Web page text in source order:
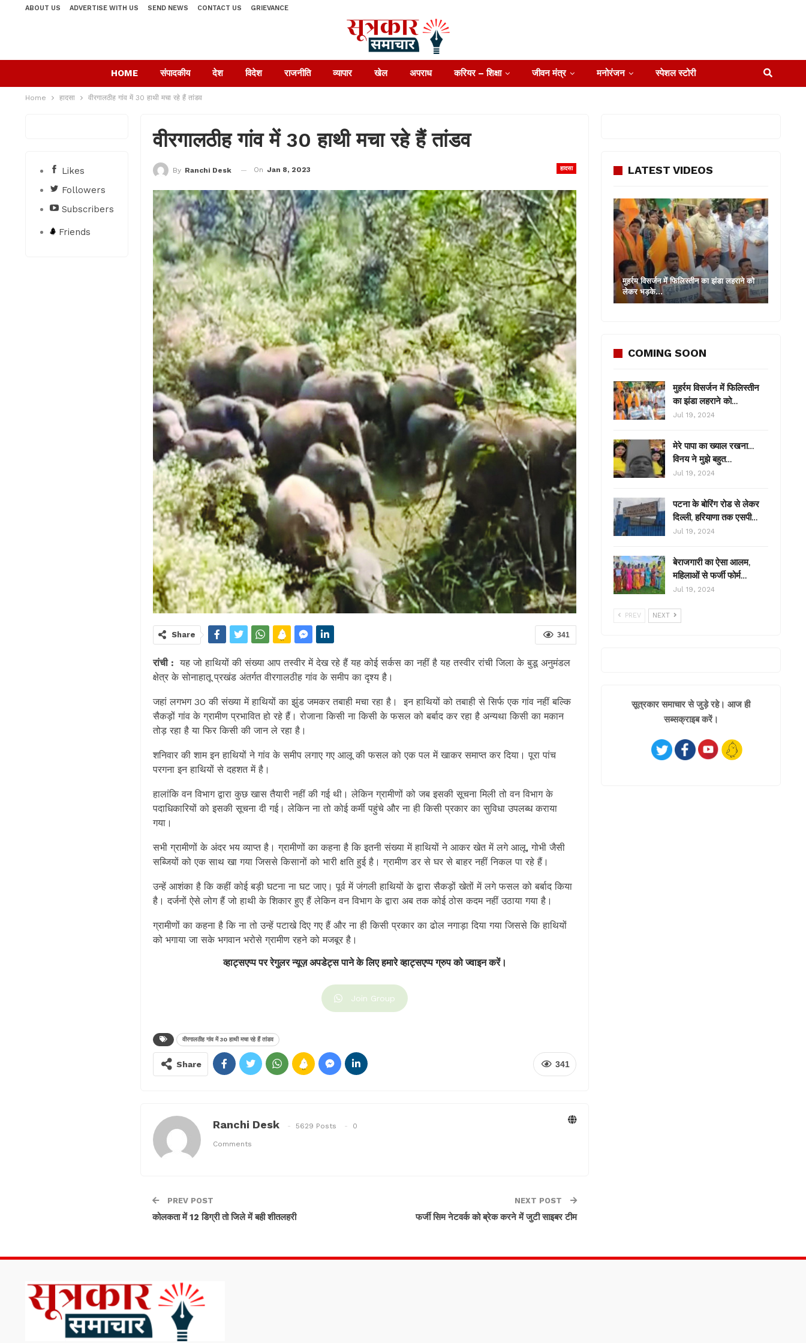
ABOUT US ADVERTISE WITH US SEND NEWS CONTACT US GRIEVANCE
HOME संपादकीय देश विदेश राजनीति व्यापार खेल अपराध करियर – शिक्षा जीवन मंत्र मनोरंजन स्पेशल स्टोरी
Home हादसा वीरगालठीह गांव में 30 हाथी मचा रहे हैं तांडव
वीरगालठीह गांव में 30 हाथी मचा रहे हैं तांडव
हादसा
By Ranchi Desk On Jan 8, 2023
341
Share
रांची : यह जो हाथियों की संख्या आप तस्वीर में देख रहे हैं यह कोई सर्कस का नहीं है यह तस्वीर रांची जिला के बुडू अनुमंडल
क्षेत्र के सोनाहातू प्रखंड अंतर्गत वीरगालठीह गांव के समीप का दृश्य है।
जहां लगभग 30 की संख्या में हाथियों का झुंड जमकर तबाही मचा रहा है। इन हाथियों को तबाही से सिर्फ एक गांव नहीं बल्कि
सैकड़ों गांव के ग्रामीण प्रभावित हो रहे हैं। रोजाना किसी ना किसी के फसल को बर्बाद कर रहा है अन्यथा किसी का मकान
तोड़ रहा है या फिर किसी की जान ले रहा है।
शनिवार की शाम इन हाथियों ने गांव के समीप लगाए गए आलू की फसल को एक पल में खाकर समाप्त कर दिया। पूरा पांच
परगना इन हाथियों से दहशत में है।
हालांकि वन विभाग द्वारा कुछ खास तैयारी नहीं की गई थी। लेकिन ग्रामीणों को जब इसकी सूचना मिली तो वन विभाग के
पदाधिकारियों को इसकी सूचना दी गई। लेकिन ना तो कोई कर्मी पहुंचे और ना ही किसी प्रकार का सुविधा उपलब्ध कराया
गया।
सभी ग्रामीणों के अंदर भय व्याप्त है। ग्रामीणों का कहना है कि इतनी संख्या में हाथियों ने आकर खेत में लगे आलू, गोभी जैसी
सब्जियों को एक साथ खा गया जिससे किसानों को भारी क्षति हुई है। ग्रामीण डर से घर से बाहर नहीं निकल पा रहे हैं।
उन्हें आशंका है कि कहीं कोई बड़ी घटना ना घट जाए। पूर्व में जंगली हाथियों के द्वारा सैकड़ों खेतों में लगे फसल को बर्बाद किया
है। दर्जनों ऐसे लोग हैं जो हाथी के शिकार हुए हैं लेकिन वन विभाग के द्वारा अब तक कोई ठोस कदम नहीं उठाया गया है।
ग्रामीणों का कहना है कि ना तो उन्हें पटाखे दिए गए हैं और ना ही किसी प्रकार का ढोल नगाड़ा दिया गया जिससे कि हाथियों
को भगाया जा सके भगवान भरोसे ग्रामीण रहने को मजबूर है।
व्हाट्सएप्प पर रेगुलर न्यूज़ अपडेट्स पाने के लिए हमारे व्हाट्सएप्प ग्रुप को ज्वाइन करें।
Join Group
वीरगालठीह गांव में 30 हाथी मचा रहे हैं तांडव
341
Share
Ranchi Desk 5629 Posts 0
Comments
PREV POST
कोलकता में 12 डिग्री तो जिले में बही शीतलहरी
NEXT POST
फर्जी सिम नेटवर्क को ब्रेक करने में जुटी साइबर टीम
LATEST VIDEOS
मुहर्रम विसर्जन में फिलिस्तीन का झंडा लहराने को
लेकर भड़के…
COMING SOON
मुहर्रम विसर्जन में फिलिस्तीन
का झंडा लहराने को…
Jul 19, 2024
मेरे पापा का ख्याल रखना…
विनय ने मुझे बहुत…
Jul 19, 2024
पटना के बोरिंग रोड से लेकर
दिल्ली, हरियाणा तक एसपी…
Jul 19, 2024
बेराजगारी का ऐसा आलम,
महिलाओं से फर्जी फोर्म…
Jul 19, 2024
PREV NEXT
सूत्रकार समाचार से जुड़े रहे। आज ही
सब्सक्राइब करें।
Likes
Followers
Subscribers
Friends